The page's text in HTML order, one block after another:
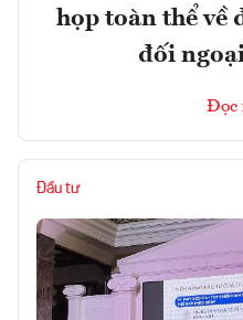
họp toàn thể về
đối
Đọc
Đầu tư